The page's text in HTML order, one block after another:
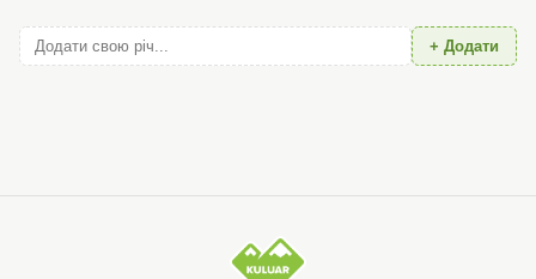
+ Додати